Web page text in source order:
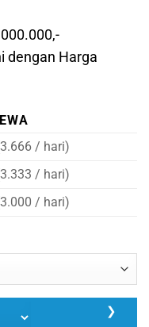
dengan Harga
/ hari)
/ hari)
/ hari)
❯